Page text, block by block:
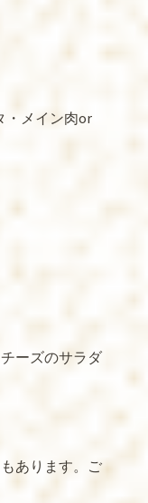
・メイン肉or
ーズのサラダ
あります。ご